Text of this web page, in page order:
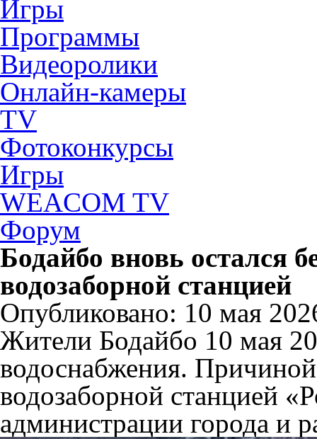
Игры
Программы
Видеоролики
Онлайн-камеры
TV
Фотоконкурсы
Игры
WEACOM TV
Форум
Бодайбо вновь остался
водозаборной станцией
Опубликовано: 10 мая
Жители Бодайбо 10 мая
водоснабжения. Причиной
водозаборной станцией
администрации города и